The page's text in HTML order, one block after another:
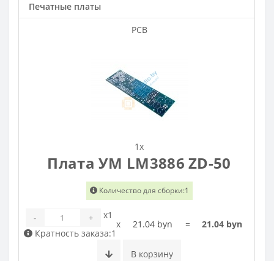
Печатные платы
PCB
1x
Плата УМ LM3886 ZD-50
Количество для сборки:1
- +
x1
Кратность заказа:1
x 21.04 byn = 21.04 byn
В корзину